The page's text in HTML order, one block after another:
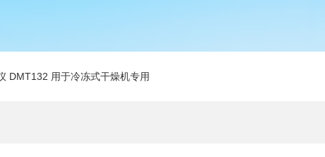
用于冷冻式干燥机专用